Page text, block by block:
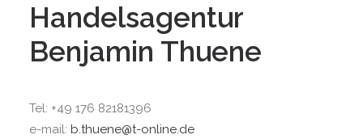
Handelsagentur
Benjamin Thuene
Tel: +49 176 82181396
e-mail: b.thuene@t-online.de